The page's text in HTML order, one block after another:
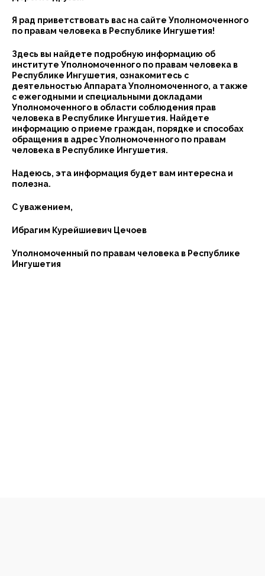
Я рад приветствовать вас на сайте Уполномоченного
по правам человека в Республике Ингушетия!
Здесь вы найдете подробную информацию об
институте Уполномоченного по правам человека в
Республике Ингушетия, ознакомитесь с
деятельностью Аппарата Уполномоченного, а также
с ежегодными и специальными докладами
Уполномоченного в области соблюдения прав
человека в Республике Ингушетия. Найдете
информацию о приеме граждан, порядке и способах
обращения в адрес Уполномоченного по правам
человека в Республике Ингушетия.
Надеюсь, эта информация будет вам интересна и
полезна.
С уважением,
Ибрагим Курейшиевич Цечоев
Уполномоченный по правам человека в Республике
Ингушетия